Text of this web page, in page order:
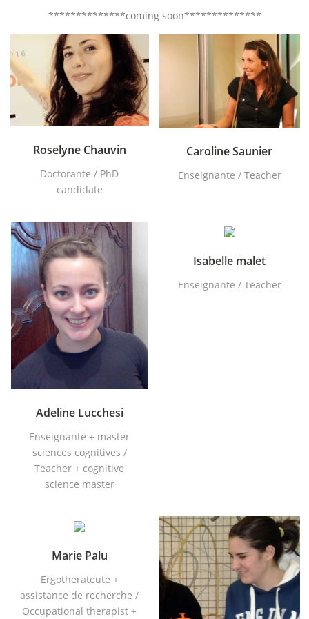
**************coming soon**************
Roselyne Chauvin
Doctorante / PhD
candidate
Caroline Saunier
Enseignante / Teacher
Adeline Lucchesi
Enseignante + master
sciences cognitives /
Teacher + cognitive
science master
Isabelle malet
Enseignante / Teacher
Marie Palu
Ergotherateute +
assistance de recherche /
Occupational therapist +